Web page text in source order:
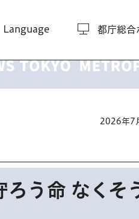
Language 都庁総合
2026年7
ろう命 なくそ